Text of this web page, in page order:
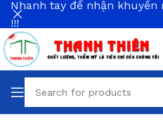
Nhanh tay để nhận
!!!